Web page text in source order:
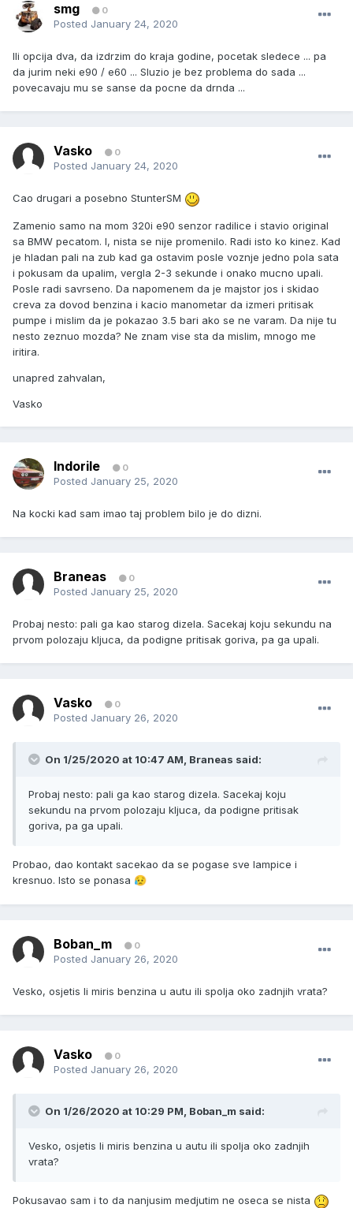
smg 0
Posted January 24, 2020
Ili opcija dva, da izdrzim do kraja godine, pocetak sledece ... pa
da jurim neki e90 / e60 ... Sluzio je bez problema do sada ...
povecavaju mu se sanse da pocne da drnda ...
Vasko 0
Posted January 24, 2020
Cao drugari a posebno StunterSM
Zamenio samo na mom 320i e90 senzor radilice i stavio original
sa BMW pecatom. I, nista se nije promenilo. Radi isto ko kinez. Kad
je hladan pali na zub kad ga ostavim posle voznje jedno pola sata
i pokusam da upalim, vergla 2-3 sekunde i onako mucno upali.
Posle radi savrseno. Da napomenem da je majstor jos i skidao
creva za dovod benzina i kacio manometar da izmeri pritisak
pumpe i mislim da je pokazao 3.5 bari ako se ne varam. Da nije tu
nesto zeznuo mozda? Ne znam vise sta da mislim, mnogo me
iritira.
unapred zahvalan,
Vasko
Indorile 0
Posted January 25, 2020
Na kocki kad sam imao taj problem bilo je do dizni.
Braneas 0
Posted January 25, 2020
Probaj nesto: pali ga kao starog dizela. Sacekaj koju sekundu na
prvom polozaju kljuca, da podigne pritisak goriva, pa ga upali.
Vasko 0
Posted January 26, 2020
On 1/25/2020 at 10:47 AM, Braneas said:
Probaj nesto: pali ga kao starog dizela. Sacekaj koju
sekundu na prvom polozaju kljuca, da podigne pritisak
goriva, pa ga upali.
Probao, dao kontakt sacekao da se pogase sve lampice i
kresnuo. Isto se ponasa 😥
Boban_m 0
Posted January 26, 2020
Vesko, osjetis li miris benzina u autu ili spolja oko zadnjih vrata?
Vasko 0
Posted January 26, 2020
On 1/26/2020 at 10:29 PM, Boban_m said:
Vesko, osjetis li miris benzina u autu ili spolja oko zadnjih
vrata?
Pokusavao sam i to da nanjusim medjutim ne oseca se nista